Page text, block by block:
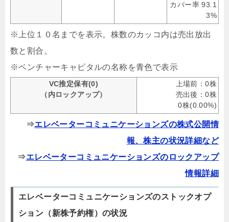
カバー率 93.1
3%
※上位１０名までを表示。株数のカッコ内は売出放出
数と割合。
※ベンチャーキャピタルの名称を青色で表示
VC推定保有(0)
（内ロックアップ）
上場前：0株
売出後：0株
0株(0.00%)
⇒エレベーターコミュニケーションズの株式公開情
報、株主の状況詳細など
⇒エレベーターコミュニケーションズのロックアップ
情報詳細
エレベーターコミュニケーションズのストックオプ
ション（新株予約権）の状況